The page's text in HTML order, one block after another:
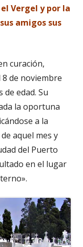
Vergel y por la
amigos sus
curación,
8 de noviembre
edad. Su
la oportuna
a la
aquel mes y
del Puerto
en el lugar